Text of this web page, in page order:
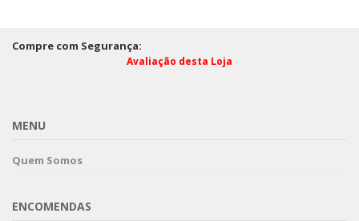
Compre com Segurança:
Avaliação desta Loja
MENU
Quem Somos
ENCOMENDAS